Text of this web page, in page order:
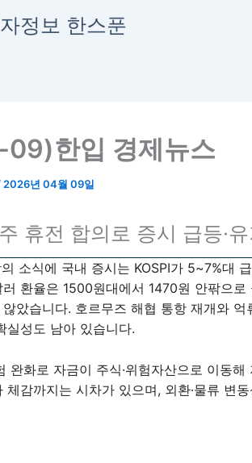
정보 한스푼
한입 경제뉴스
2026년 04월 09일
휴전 합의로 증시 급등·
소식에 국내 증시는 KOSPI가 5~7%대
환율은 1500원대에서 1470원 안팎으
았습니다. 호르무즈 해협 통항 재개와
실성도 남아 있습니다.
완화로 자금이 주식·위험자산으로 이동
체감까지는 시차가 있으며, 외환·물류 변